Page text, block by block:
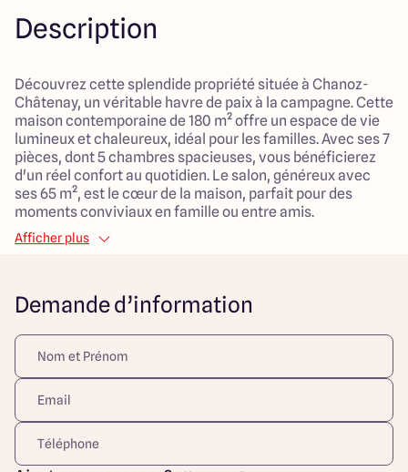
Description
Découvrez cette splendide propriété située à Chanoz-
Châtenay, un véritable havre de paix à la campagne. Cette
maison contemporaine de 180 m² offre un espace de vie
lumineux et chaleureux, idéal pour les familles. Avec ses 7
pièces, dont 5 chambres spacieuses, vous bénéficierez
d'un réel confort au quotidien. Le salon, généreux avec
ses 65 m², est le cœur de la maison, parfait pour des
moments conviviaux en famille ou entre amis.
Le garage en sous-sol ajoute une dimension pratique à
optimisée. Le terrain de 860 m², orienté plein sud, vous
ensoleillé, parfait pour des activités en extérieur.
Située dans un environnement calme et paisible, cette
propriété est également à proximité des commodités
nécessaires pour un mode de vie pratique. Ne manquez
pas cette opportunité de devenir propriétaire d’un bien
d’exception, alliant confort moderne et nature
environnante.
Afficher plus
Demande d’information